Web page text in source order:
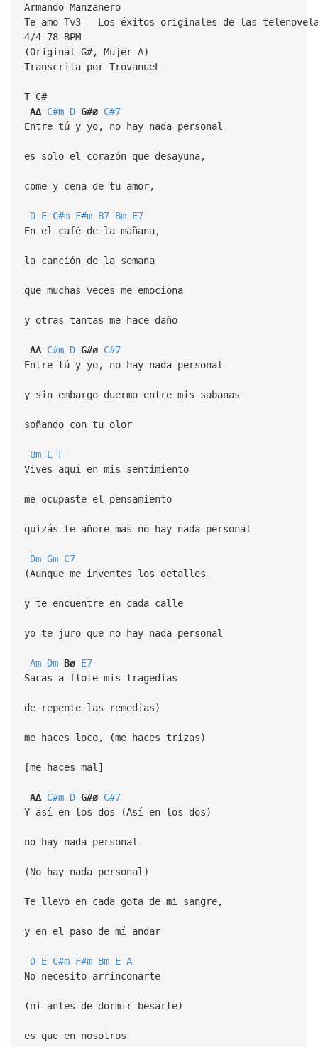
Armando Manzanero
Te amo Tv3 - Los éxitos originales de las
4/4 78 BPM
(Original G#, Mujer A)
Transcrita por TrovanueL
T C#
A∆ C#m D G#ø C#7
Entre tú y yo, no hay nada personal
es solo el corazón que desayuna,
come y cena de tu amor,
D E C#m F#m B7 Bm E7
En el café de la mañana,
la canción de la semana
que muchas veces me emociona
y otras tantas me hace daño
A∆ C#m D G#ø C#7
Entre tú y yo, no hay nada personal
y sin embargo duermo entre mis sabanas
soñando con tu olor
Bm E F
Vives aquí en mis sentimiento
me ocupaste el pensamiento
quizás te añore mas no hay nada personal
Dm Gm C7
(Aunque me inventes los detalles
y te encuentre en cada calle
yo te juro que no hay nada personal
Am Dm Bø E7
Sacas a flote mis tragedias
de repente las remedias)
me haces loco, (me haces trizas)
[me haces mal]
A∆ C#m D G#ø C#7
Y así en los dos (Así en los dos)
no hay nada personal
(No hay nada personal)
Te llevo en cada gota de mi sangre,
y en el paso de mí andar
D E C#m F#m Bm E A
No necesito arrinconarte
(ni antes de dormir besarte)
es que en nosotros